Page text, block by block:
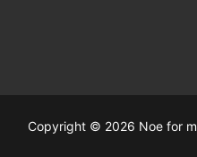
Copyright © 2026 Noe for